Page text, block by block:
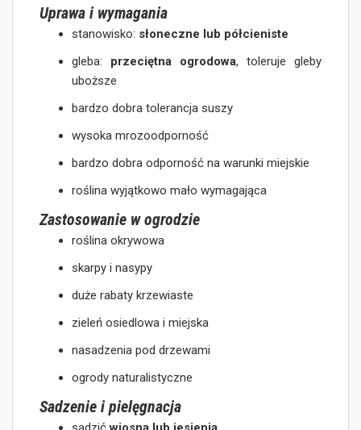
Uprawa i wymagania
stanowisko: słoneczne lub półcieniste
gleba: przeciętna ogrodowa, toleruje gleby
uboższe
bardzo dobra tolerancja suszy
wysoka mrozoodporność
bardzo dobra odporność na warunki miejskie
roślina wyjątkowo mało wymagająca
Zastosowanie w ogrodzie
roślina okrywowa
skarpy i nasypy
duże rabaty krzewiaste
zieleń osiedlowa i miejska
nasadzenia pod drzewami
ogrody naturalistyczne
Sadzenie i pielęgnacja